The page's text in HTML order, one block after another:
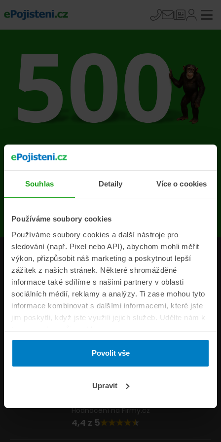
Souhlas Detaily Více o cookies
Používáme soubory cookies
Používáme soubory cookies a další nástroje pro
sledování (např. Pixel nebo API), abychom mohli měřit
výkon, přizpůsobit náš marketing a poskytnout lepší
zážitek z našich stránek. Některé shromážděné
informace také sdílíme s našimi partnery v oblasti
sociálních médií, reklamy a analýzy. Ti zase mohou tyto
informace kombinovat s dalšími informacemi, které jste
jim poskytli, když jste využili jejich služeb. Udělte nám k
tomu prosím svůj souhlas.
Povolit vše
Upravit
Na stránce se vyskytla
chyba
Produkty
Pojišťovny
Informace
ePojisteni.cz
Formuláře
Napište nám
Hodnocení na Firmy.cz
4,4 z 5